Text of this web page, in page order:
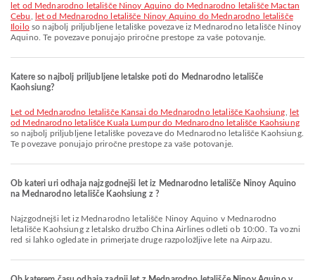
let od Mednarodno letališče Ninoy Aquino do Mednarodno letališče Mactan
Cebu
let od Mednarodno letališče Ninoy Aquino do Mednarodno letališče
Iloiloso najbolj priljubljene letališke povezave iz Mednarodno letališče Ninoy
Aquino. Te povezave ponujajo priročne prestope za vaše potovanje.
Katere so najbolj priljubljene letalske poti do Mednarodno letališče
Kaohsiung?
let od Mednarodno letališče Kansai do Mednarodno letališče Kaohsiung
let
od Mednarodno letališče Kuala Lumpur do Mednarodno letališče Kaohsiung
so najbolj priljubljene letališke povezave do Mednarodno letališče Kaohsiung.
Te povezave ponujajo priročne prestope za vaše potovanje.
Ob kateri uri odhaja najzgodnejši let iz Mednarodno letališče Ninoy Aquino
na Mednarodno letališče Kaohsiung z ?
Najzgodnejši let iz Mednarodno letališče Ninoy Aquino v Mednarodno
letališče Kaohsiung z letalsko družbo China Airlines odleti ob 10:00. Ta vozni
red si lahko ogledate in primerjate druge razpoložljive lete na Airpazu.